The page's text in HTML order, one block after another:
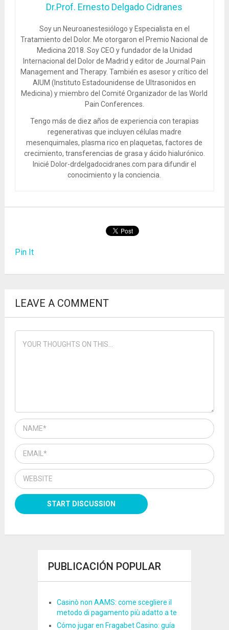
Dr.Prof. Ernesto Delgado Cidranes
Soy un Neuroanestesiólogo y Especialista en el
Tratamiento del Dolor. Me otorgaron el Premio Nacional de
Medicina 2018. Soy CEO y fundador de la Unidad
Internacional del Dolor de Madrid y editor de Journal Pain
Management and Therapy. También es asesor y crítico del
AIUM (Instituto Estadounidense de Ultrasonidos en
Medicina) y miembro del Comité Organizador de las World
Pain Conferences.
Tengo más de diez años de experiencia con terapias
regenerativas que incluyen células madre
mesenquimales, plasma rico en plaquetas, factores de
crecimiento, transferencias de grasa y ácido hialurónico.
Inicié Dolor-drdelgadocidranes.com para difundir el
conocimiento y la conciencia.
Pin It
LEAVE A COMMENT
PUBLICACIÓN POPULAR
Casinò non AAMS: come scegliere il
metodo di pagamento più adatto a te
Cómo jugar en Fragabet Casino: guía